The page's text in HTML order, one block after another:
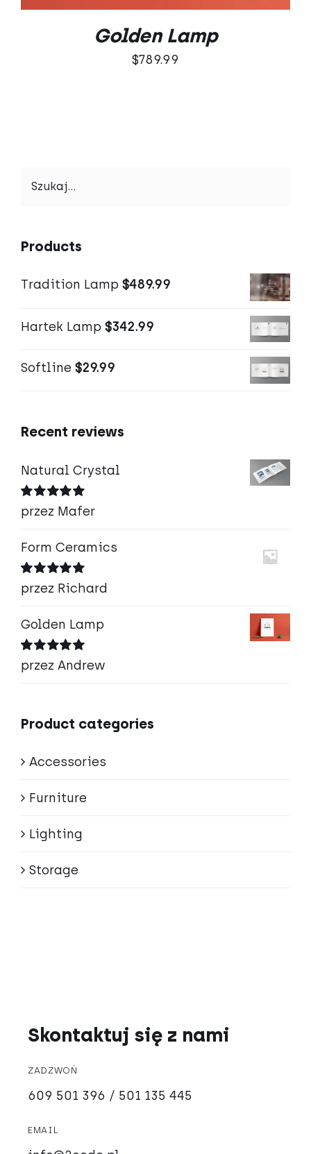
Golden Lamp
$789.99
Products
Tradition Lamp $489.99
Hartek Lamp $342.99
Softline $29.99
Recent reviews
Natural Crystal
Oceniono5
na 5
przez Mafer
Form Ceramics
Oceniono5
na 5
przez Richard
Golden Lamp
Oceniono5
na 5
przez Andrew
Product categories
Accessories
Furniture
Lighting
Storage
Skontaktuj się z nami
ZADZWOŃ
609 501 396 / 501 135 445
EMAIL